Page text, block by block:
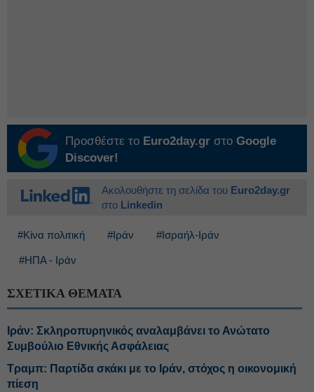
Προσθέστε το Euro2day.gr στο Google
Discover!
Ακολουθήστε τη σελίδα του Euro2day.gr
στο Linkedin
#Κίνα πολιτική #Ιράν #Ισραήλ-Ιράν
#ΗΠΑ - Ιράν
ΣΧΕΤΙΚΑ ΘΕΜΑΤΑ
Ιράν: Σκληροπυρηνικός αναλαμβάνει το Ανώτατο
Συμβούλιο Εθνικής Ασφάλειας
Τραμπ: Παρτίδα σκάκι με το Ιράν, στόχος η οικονομική
πίεση